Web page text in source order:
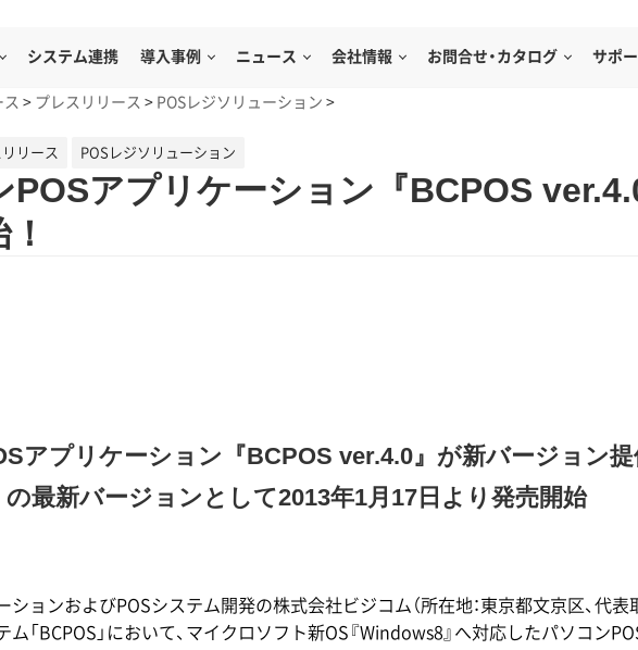
システム連携 導入事例 ニュース 会社情報 お問合せ・カタログ サポ
ス > プレスリリース > POSレジソリューション >
リース POSレジソリューション
POSアプリケーション『BCPOS
アプリケーション『BCPOS ver.4.0』が新バージョン
の最新バージョンとして2013年1月17日より発売開始
ョンおよびPOSシステム開発の株式会社ビジコム（所在地：東京都文京区、代表
ム「BCPOS」において、マイクロソフト新OS『Windows8』へ対応したパソコン